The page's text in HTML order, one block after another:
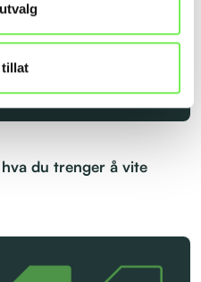
tillat
du trenger å vite